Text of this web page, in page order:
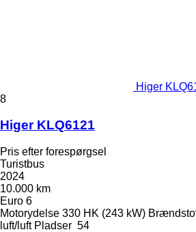
Higer
8
Higer KLQ6121
Pris efter forespørgsel
Turistbus
2024
10.000 km
Euro 6
Motorydelse 330 HK (243 kW)
luft/luft Pladser 54